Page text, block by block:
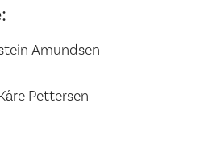
Amundsen
Pettersen